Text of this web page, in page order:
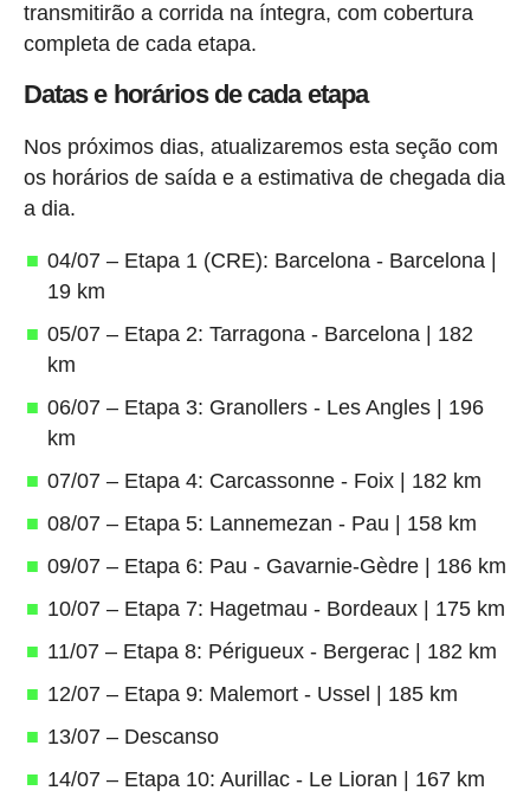
transmitirão a corrida na íntegra, com cobertura
completa de cada etapa.
Datas e horários de cada etapa
Nos próximos dias, atualizaremos esta seção com
os horários de saída e a estimativa de chegada dia
a dia.
04/07 – Etapa 1 (CRE): Barcelona - Barcelona |
19 km
05/07 – Etapa 2: Tarragona - Barcelona | 182
km
06/07 – Etapa 3: Granollers - Les Angles | 196
km
07/07 – Etapa 4: Carcassonne - Foix | 182 km
08/07 – Etapa 5: Lannemezan - Pau | 158 km
09/07 – Etapa 6: Pau - Gavarnie-Gèdre | 186 km
10/07 – Etapa 7: Hagetmau - Bordeaux | 175 km
11/07 – Etapa 8: Périgueux - Bergerac | 182 km
12/07 – Etapa 9: Malemort - Ussel | 185 km
13/07 – Descanso
14/07 – Etapa 10: Aurillac - Le Lioran | 167 km